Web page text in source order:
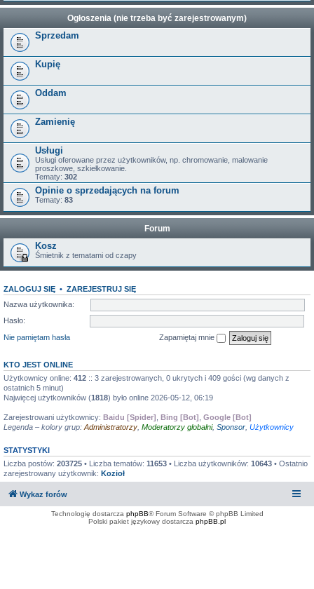
Ogłoszenia (nie trzeba być zarejestrowanym)
Sprzedam
Kupię
Oddam
Zamienię
Usługi
Usługi oferowane przez użytkowników, np. chromowanie, malowanie
proszkowe, szkiełkowanie.
Tematy: 302
Opinie o sprzedających na forum
Tematy: 83
Forum
Kosz
Śmietnik z tematami od czapy
ZALOGUJ SIĘ • ZAREJESTRUJ SIĘ
Nazwa użytkownika:
Hasło:
Nie pamiętam hasła
Zapamiętaj mnie
KTO JEST ONLINE
Użytkownicy online: 412 :: 3 zarejestrowanych, 0 ukrytych i 409 gości (wg danych z
ostatnich 5 minut)
Najwięcej użytkowników (1818) było online 2026-05-12, 06:19
Zarejestrowani użytkownicy: Baidu [Spider] Bing [Bot] Google [Bot]
Legenda – kolory grup: Administratorzy Moderatorzy globalni, Sponsor Użytkownicy
STATYSTYKI
Liczba postów: 203725 • Liczba tematów: 11653 • Liczba użytkowników: 10643 • Ostatnio
zarejestrowany użytkownik: Kozioł
Wykaz forów
Technologię dostarcza phpBB® Forum Software © phpBB Limited
Polski pakiet językowy dostarcza phpBB.pl